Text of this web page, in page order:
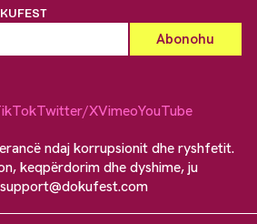
Twitter/XVimeoYouTube
ndaj korrupsionit dhe ryshfetit.
keqpërdorim dhe dyshime, ju
support@dokufest.com